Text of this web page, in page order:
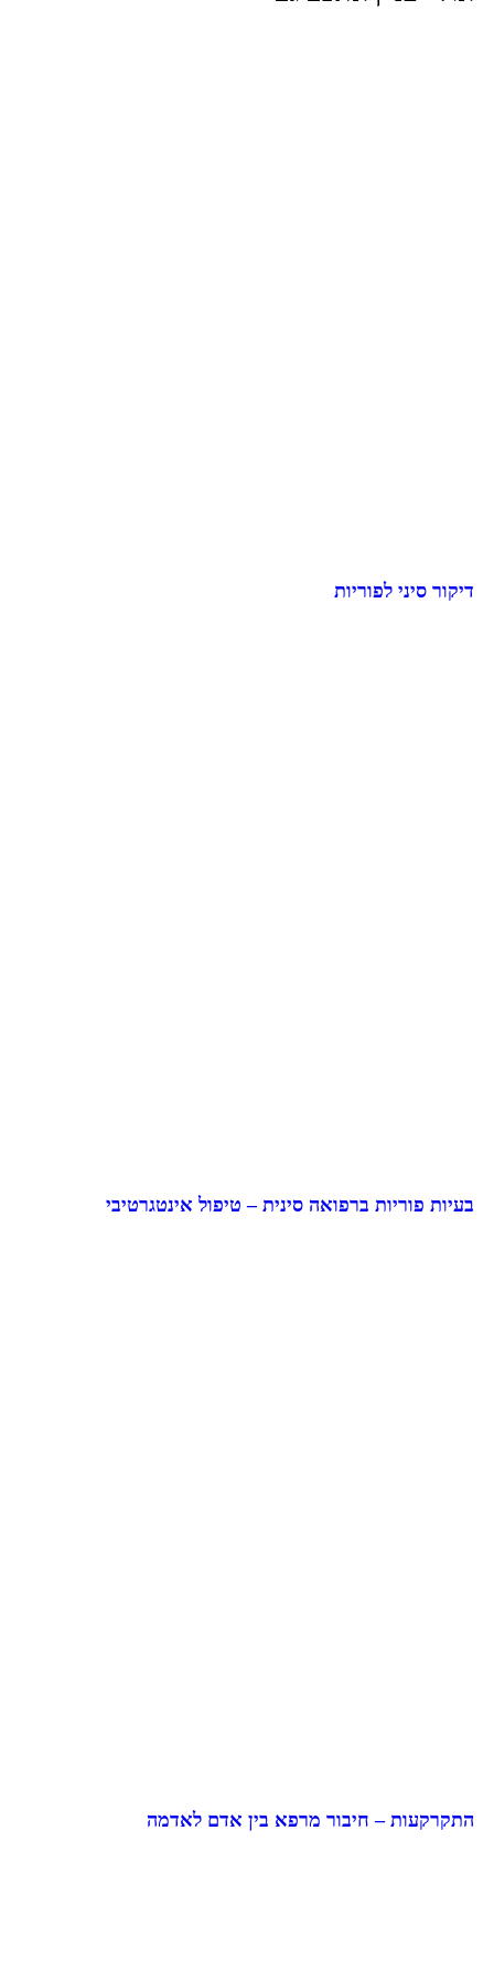
דיקור סיני לפוריות
בעיות פוריות ברפואה סינית – טיפול אינטגרטיבי
התקרקעות – חיבור מרפא בין אדם לאדמה